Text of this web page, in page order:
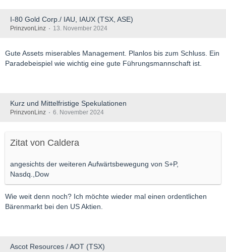
I-80 Gold Corp./ IAU, IAUX (TSX, ASE)
PrinzvonLinz 13. November 2024
Gute Assets miserables Management. Planlos bis zum Schluss. Ein
Paradebeispiel wie wichtig eine gute Führungsmannschaft ist.
Kurz und Mittelfristige Spekulationen
PrinzvonLinz 6. November 2024
Zitat von Caldera
angesichts der weiteren Aufwärtsbewegung von S+P,
Nasdq.,Dow
Wie weit denn noch? Ich möchte wieder mal einen ordentlichen
Bärenmarkt bei den US Aktien.
Ascot Resources / AOT (TSX)